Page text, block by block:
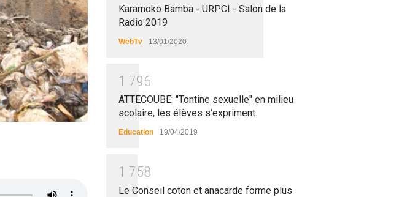
Karamoko Bamba - URPCI - Salon de la
Radio 2019
WebTv 13/01/2020
1 796
ATTECOUBE: "Tontine sexuelle" en milieu
scolaire, les élèves s’expriment.
Education 19/04/2019
1 758
Le Conseil coton et anacarde forme plus